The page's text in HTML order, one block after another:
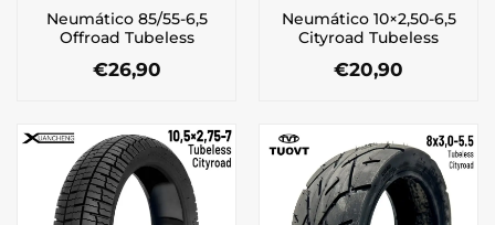
Neumático 85/55-6,5
Offroad Tubeless
€26,90
Neumático 10×2,50-6,5
Cityroad Tubeless
€20,90